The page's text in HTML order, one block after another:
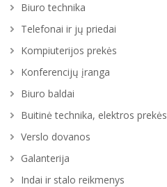
Biuro technika
Telefonai ir jų priedai
Kompiuterijos prekės
Konferencijų įranga
Biuro baldai
Buitinė technika, elektros prekės
Verslo dovanos
Galanterija
Indai ir stalo reikmenys